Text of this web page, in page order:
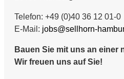
Telefon: +49 (0)40 36 12 01-0
E-Mail: jobs@sellhorn-
Bauen Sie mit uns an einer
Wir freuen uns auf Sie!